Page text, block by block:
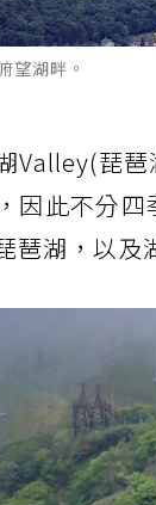
望湖畔。
Valley(琵
因此不分
琶湖，以及